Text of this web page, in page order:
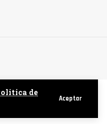
de
Aceptar